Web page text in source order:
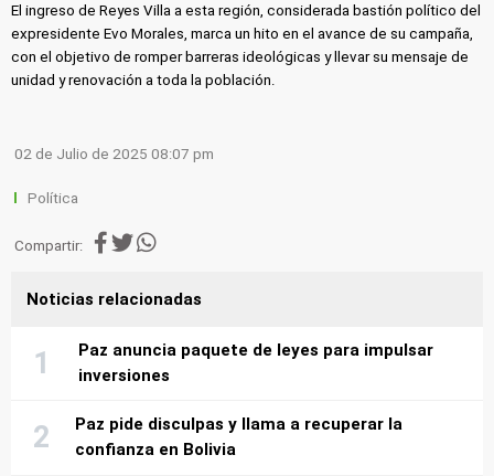
El ingreso de Reyes Villa a esta región, considerada bastión político del
expresidente Evo Morales, marca un hito en el avance de su campaña,
con el objetivo de romper barreras ideológicas y llevar su mensaje de
unidad y renovación a toda la población.
02 de Julio de 2025 08:07 pm
Política
Compartir:
Noticias relacionadas
Paz anuncia paquete de leyes para impulsar
inversiones
Paz pide disculpas y llama a recuperar la
confianza en Bolivia